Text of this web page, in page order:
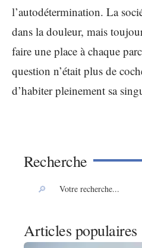
l’autodétermination. La
dans la douleur, mais
faire une place à chaque
question n’était plus de
d’habiter pleinement sa
Recherche
Articles populaires